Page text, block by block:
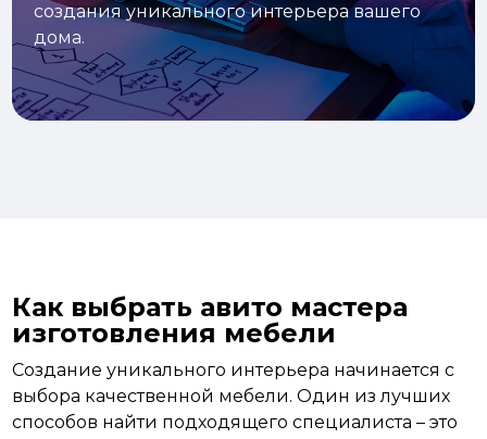
создания уникального интерьера вашего
дома.
Как выбрать авито мастера
изготовления мебели
Создание уникального интерьера начинается с
выбора качественной мебели. Один из лучших
способов найти подходящего специалиста – это